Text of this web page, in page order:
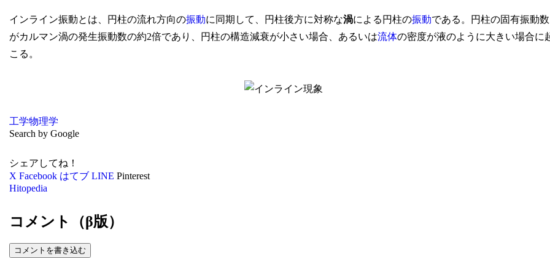
インライン振動とは、円柱の流れ方向の振動に同期して、円柱後方に対称な渦による円柱の振動である。円柱の固有振動数
がカルマン渦の発生振動数の約2倍であり、円柱の構造減衰が小さい場合、あるいは流体の密度が液のように大きい場合に
こる。
工学物理学
Search by Google
シェアしてね！
X Facebook はてブ LINE Pinterest
Hitopedia
コメント（β版）
コメントを書き込む